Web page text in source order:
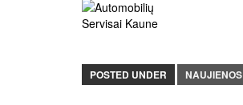
POSTED UNDER NAUJIENOS